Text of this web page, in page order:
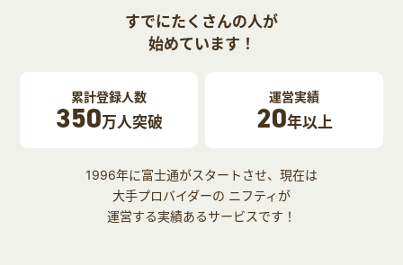
すでにたくさんの人が
始めています！
累計登録人数
350万人突破
運営実績
20年以上
1996年に富士通がスタートさせ、現在は
大手プロバイダーの ニフティが
運営する実績あるサービスです！